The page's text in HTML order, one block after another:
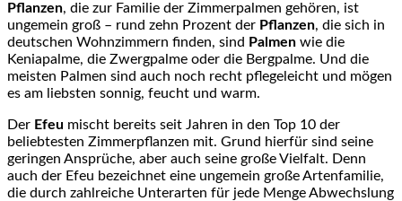
Pflanzen, die zur Familie der Zimmerpalmen gehören, ist
ungemein groß – rund zehn Prozent der Pflanzen, die sich in
deutschen Wohnzimmern finden, sind Palmen wie die
Keniapalme, die Zwergpalme oder die Bergpalme. Und die
meisten Palmen sind auch noch recht pflegeleicht und mögen
es am liebsten sonnig, feucht und warm.
Der Efeu mischt bereits seit Jahren in den Top 10 der
beliebtesten Zimmerpflanzen mit. Grund hierfür sind seine
geringen Ansprüche, aber auch seine große Vielfalt. Denn
auch der Efeu bezeichnet eine ungemein große Artenfamilie,
die durch zahlreiche Unterarten für jede Menge Abwechslung